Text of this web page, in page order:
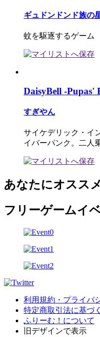
ギュドンドンド族の
蚊を駆逐するゲーム
DaisyBell -Pupas'
すぎやん
サイケデリック・イ
イバーパンク。二人
あなたにオスス
フリーゲームイ
利用規約・プライバ
特定商取引法に基づ
ふりーむ！について
旧デザインで表示